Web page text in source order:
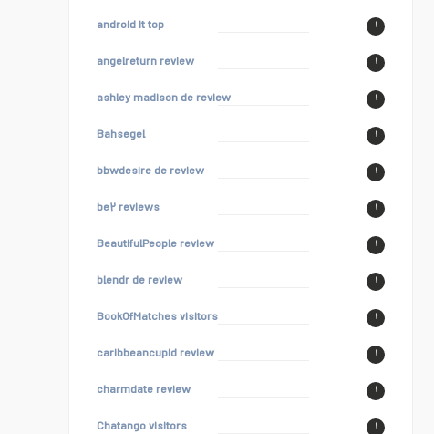
android it top ۱
angelreturn review ۱
ashley madison de review ۱
Bahsegel ۱
bbwdesire de review ۱
be۲ reviews ۱
BeautifulPeople review ۱
blendr de review ۱
BookOfMatches visitors ۱
caribbeancupid review ۱
charmdate review ۱
Chatango visitors ۱